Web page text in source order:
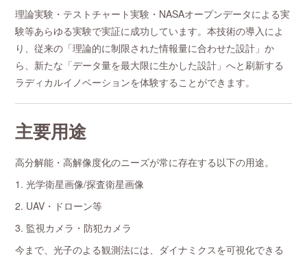
理論実験・テストチャート実験・NASAオープンデータによる実
験等あらゆる実験で実証に成功しています。本技術の導入によ
り、従来の「理論的に制限された情報量に合わせた設計」か
ら、新たな「データ量を最大限に生かした設計」へと刷新する
ラディカルイノベーションを体験することができます。
主要用途
高分解能・高解像度化のニーズが常に存在する以下の用途。
1. 光学衛星画像/探査衛星画像
2. UAV・ドローン等
3. 監視カメラ・防犯カメラ
今まで、光子のよる観測法には、ダイナミクスを可視化できる